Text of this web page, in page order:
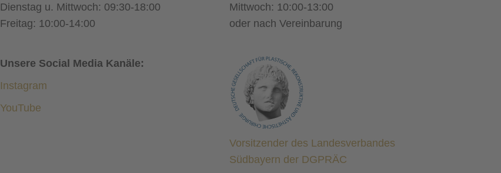
Dienstag u. Mittwoch: 09:30-18:00
Freitag: 10:00-14:00
Mittwoch: 10:00-13:00
oder nach Vereinbarung
Unsere Social Media Kanäle:
Instagram
YouTube
Vorsitzender des Landesverbandes
Südbayern der DGPRÄC